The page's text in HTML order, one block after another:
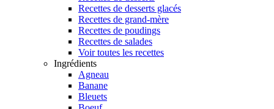
Recettes de desserts glacés
Recettes de grand-mère
Recettes de poudings
Recettes de salades
Voir toutes les recettes
Ingrédients
Agneau
Banane
Bleuets